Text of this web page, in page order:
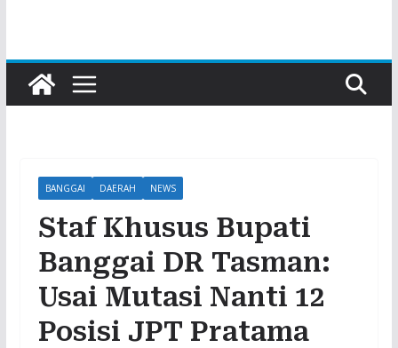
BANGGAI DAERAH NEWS
Staf Khusus Bupati
Banggai DR Tasman:
Usai Mutasi Nanti 12
Posisi JPT Pratama